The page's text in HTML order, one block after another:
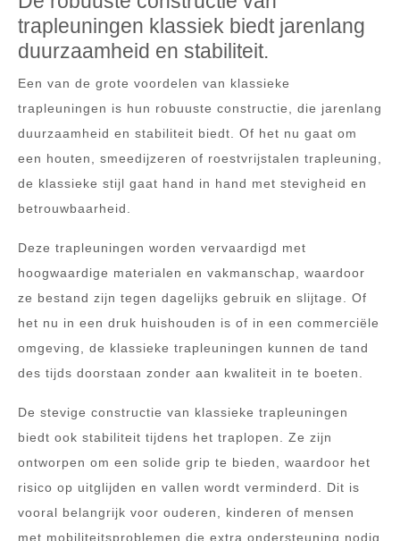
trapleuningen klassiek biedt jarenlang
duurzaamheid en stabiliteit.
Een van de grote voordelen van klassieke
trapleuningen is hun robuuste constructie, die jarenlang
duurzaamheid en stabiliteit biedt. Of het nu gaat om
een houten, smeedijzeren of roestvrijstalen trapleuning,
de klassieke stijl gaat hand in hand met stevigheid en
betrouwbaarheid.
Deze trapleuningen worden vervaardigd met
hoogwaardige materialen en vakmanschap, waardoor
ze bestand zijn tegen dagelijks gebruik en slijtage. Of
het nu in een druk huishouden is of in een commerciële
omgeving, de klassieke trapleuningen kunnen de tand
des tijds doorstaan zonder aan kwaliteit in te boeten.
De stevige constructie van klassieke trapleuningen
biedt ook stabiliteit tijdens het traplopen. Ze zijn
ontworpen om een solide grip te bieden, waardoor het
risico op uitglijden en vallen wordt verminderd. Dit is
vooral belangrijk voor ouderen, kinderen of mensen
met mobiliteitsproblemen die extra ondersteuning nodig